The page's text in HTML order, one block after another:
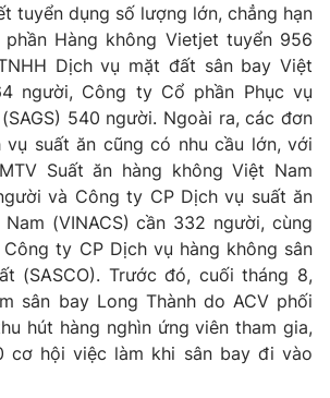
Đài Truyền hình Việt Nam
báo VTV
báo in và báo điện tử số 483/GP-BTTTT
Thủy
Nguyễn Thị Mỹ Hạnh, Phạm Quốc Thắng,
tuyển dụng số lượng lớn, chẳng hạn
Hàng không Vietjet tuyển 956
Dịch vụ mặt đất sân bay Việt
người, Công ty Cổ phần Phục vụ
540 người. Ngoài ra, các đơn
suất ăn cũng có nhu cầu lớn, với
Suất ăn hàng không Việt Nam
và Công ty CP Dịch vụ suất ăn
(VINACS) cần 332 người, cùng
ty CP Dịch vụ hàng không sân
(SASCO). Trước đó, cuối tháng 8,
sân bay Long Thành do ACV phối
hút hàng nghìn ứng viên tham gia,
cơ hội việc làm khi sân bay đi vào